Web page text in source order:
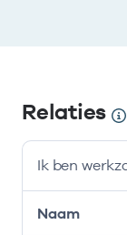
Relaties
Ik ben
Naam